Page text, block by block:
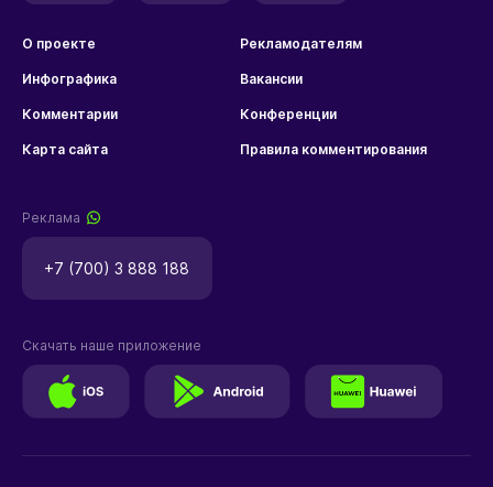
О проекте Рекламодателям
Инфографика Вакансии
Комментарии Конференции
Карта сайта Правила комментирования
Реклама
+7 (700) 3 888 188
Скачать наше приложение